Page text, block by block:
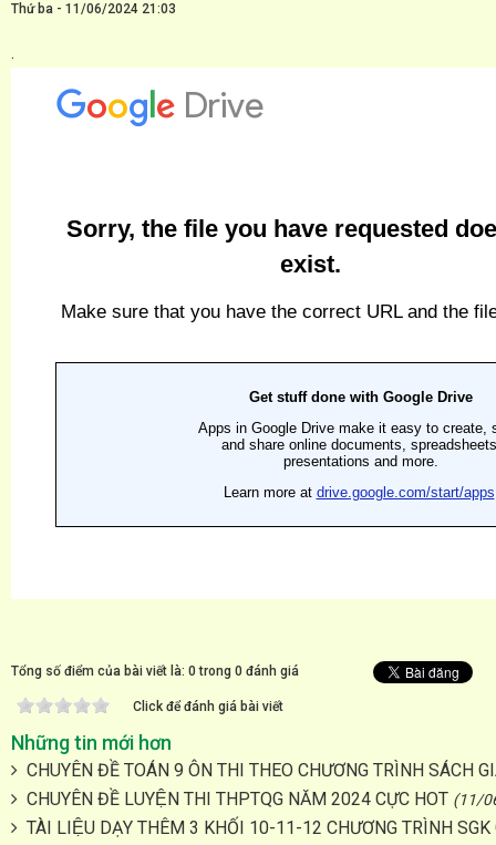
Thứ ba - 11/06/2024 21:03
.
Tổng số điểm của bài viết là: 0 trong 0 đánh giá
Click để đánh giá bài viết
Những tin mới hơn
CHUYÊN ĐỀ TOÁN 9 ÔN THI THEO CHƯƠNG TRÌNH SÁCH
CHUYÊN ĐỀ LUYỆN THI THPTQG NĂM 2024 CỰC HOT (11/
TÀI LIỆU DẠY THÊM 3 KHỐI 10-11-12 CHƯƠNG TRÌNH SGK